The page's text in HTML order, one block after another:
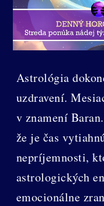
Astrológia
uzdravení.
v znamení
že je čas
nepríjemnosti,
astrologických
emocionálne